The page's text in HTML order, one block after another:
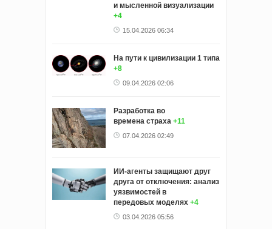
и мысленной визуализации
+4
15.04.2026 06:34
На пути к цивилизации 1 типа
+8
09.04.2026 02:06
Разработка во
времена страха +11
07.04.2026 02:49
ИИ-агенты защищают друг
друга от отключения: анализ
уязвимостей в
передовых моделях +4
03.04.2026 05:56